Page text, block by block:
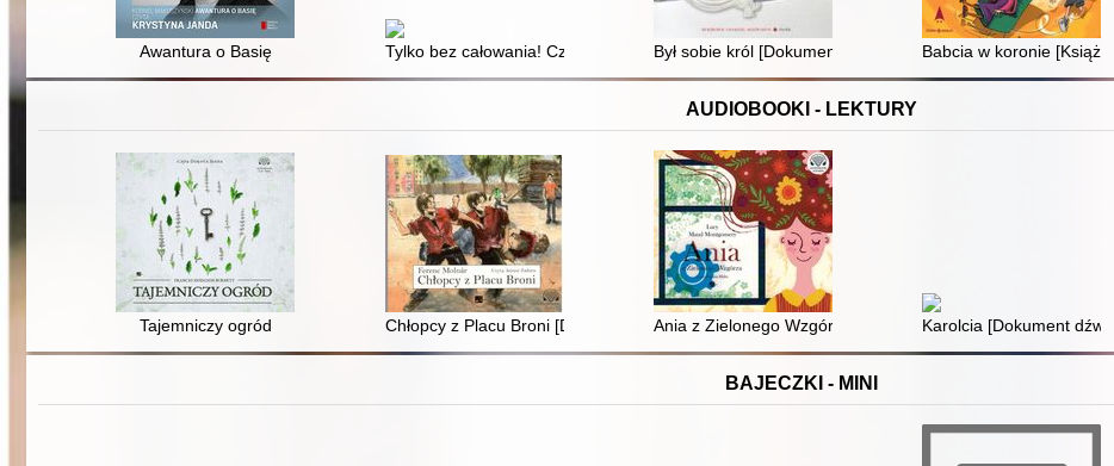
Awantura o Basię Tylko bez całowania! Czyli jak sobie radzić z niektórymi emocjami. , [dokument dźwiękowy]
Był sobie król [Dokument dźwiękowy]Babcia w koronie
AUDIOBOOKI - LEKTURY
Tajemniczy ogród Chłopcy z Placu Broni [Dokument dźwiękowy]Ania z Zielonego Wzgórza Karolcia [Dokument
BAJECZKI - MINI